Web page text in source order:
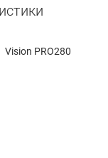
Vision PRO280